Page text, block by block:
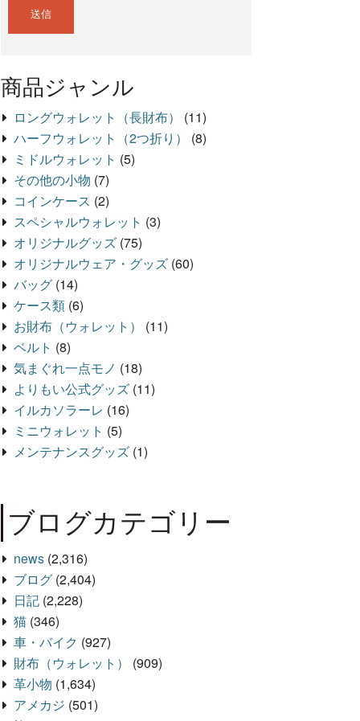
商品ジャンル
ロングウォレット（長財布）
(11)
ハーフウォレット（2つ折り）
(8)
ミドルウォレット (5)
その他の小物 (7)
コインケース (2)
スペシャルウォレット (3)
オリジナルグッズ (75)
オリジナルウェア・グッズ (60)
バッグ (14)
ケース類 (6)
お財布（ウォレット）
(11)
ベルト (8)
気まぐれ一点モノ (18)
よりもい公式グッズ (11)
イルカソラーレ (16)
ミニウォレット (5)
メンテナンスグッズ (1)
ブログカテゴリー
news (2,316)
ブログ (2,404)
日記 (2,228)
猫 (346)
車・バイク (927)
財布（ウォレット）
(909)
革小物 (1,634)
アメカジ (501)